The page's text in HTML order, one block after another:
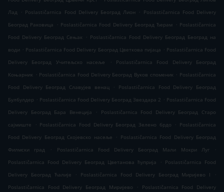
Лад
. Poslastičarnica Food Delivery Београд Лион . Poslastičarnica Food Delivery
Београд Раковица
. Poslastičarnica Food Delivery Београд Ђерам . Poslastičarnica
Food Delivery Београд Сењак
. Poslastičarnica Food Delivery Београд Београд на
води . Poslastičarnica Food Delivery Београд Цветкова пијаца . Poslastičarnica Food
Delivery Београд Учитељско насеље
.
Poslastičarnica Food Delivery Београд
Коњарник . Poslastičarnica Food Delivery Београд Вуков споменик . Poslastičarnica
Food Delivery Београд Славујев венац
.
Poslastičarnica Food Delivery Београд
Булбулдер . Poslastičarnica Food Delivery Београд Звездара 2 . Poslastičarnica Food
Delivery Београд Бара Венеција
.
Poslastičarnica Food Delivery Београд Старо
сајмиште
. Poslastičarnica Food Delivery Београд Зелено брдо . Poslastičarnica
Food Delivery Београд Скојевско насеље
. Poslastičarnica Food Delivery Београд
Филмски град
. Poslastičarnica Food Delivery Београд Мали Мокри Луг
.
Poslastičarnica Food Delivery Београд Цветанова ћуприја
. Poslastičarnica Food
Delivery Београд Ћалије
. Poslastičarnica Food Delivery Београд Миријево I
.
Poslastičarnica Food Delivery Београд Миријево
.
Poslastičarnica Food Delivery